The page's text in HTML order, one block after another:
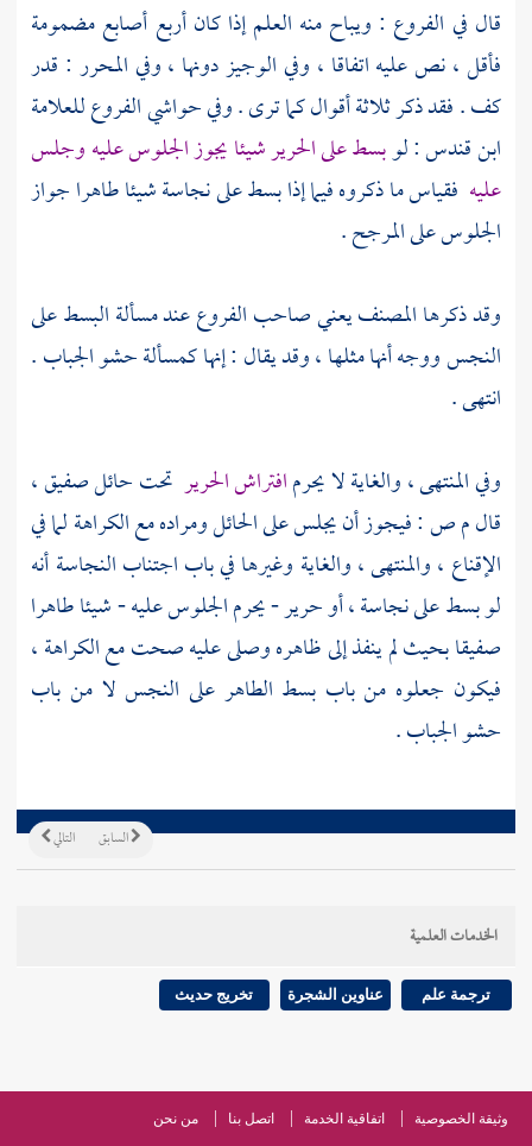
قال في الفروع : ويباح منه العلم إذا كان أربع أصابع مضمومة
فأقل ، نص عليه اتفاقا ، وفي الوجيز دونها ، وفي المحرر : قدر
كف . فقد ذكر ثلاثة أقوال كما ترى . وفي حواشي الفروع للعلامة
ابن قندس: لوبسط على الحرير شيئا يجوز الجلوس عليه وجلس
عليه فقياس ما ذكروه فيما إذا بسط على نجاسة شيئا طاهرا جواز
الجلوس على المرجح .
وقد ذكرها المصنف يعني صاحب الفروع عند مسألة البسط على
النجس ووجه أنها مثلها ، وقد يقال : إنها كمسألة حشو الجباب .
انتهى .
وفي المنتهى ، والغاية لا يحرمافتراش الحرير تحت حائل صفيق ،
قالم ص: فيجوز أن يجلس على الحائل ومراده مع الكراهة لما في
الإقناع ، والمنتهى ، والغاية وغيرها في باب اجتناب النجاسة أنه
لو بسط على نجاسة ، أو حرير - يحرم الجلوس عليه - شيئا طاهرا
صفيقا بحيث لم ينفذ إلى ظاهره وصلى عليه صحت مع الكراهة ،
فيكون جعلوه من باب بسط الطاهر على النجس لا من باب
حشو الجباب .
التالي السابق
الخدمات العلمية
ترجمة علم عناوين الشجرة تخريج حديث
وثيقة الخصوصية اتفاقية الخدمة اتصل بنا من نحن